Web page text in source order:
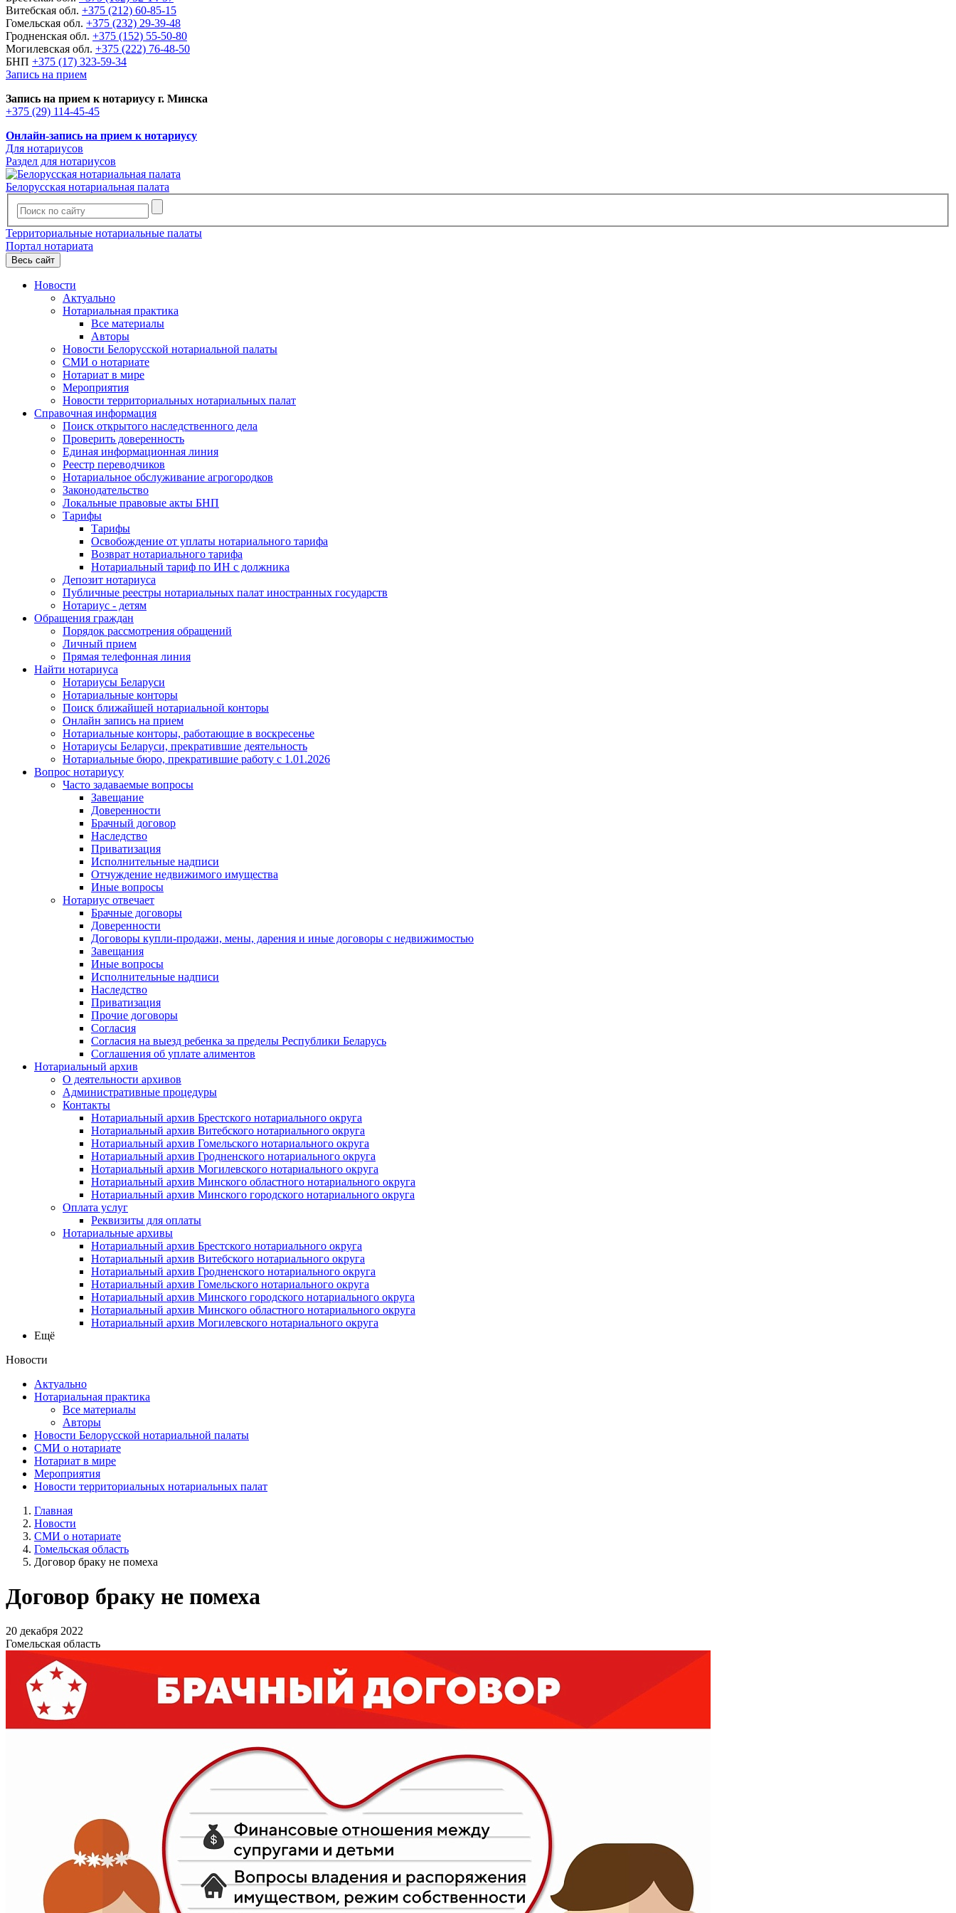
Витебская обл. +375 (212) 60-85-15
Гомельская обл. +375 (232) 29-39-48
Гродненская обл. +375 (152) 55-50-80
Могилевская обл. +375 (222) 76-48-50
БНП +375 (17) 323-59-34
Запись на прием
Запись на прием к нотариусу г. Минска
+375 (29) 114-45-45
Онлайн-запись на прием к нотариусу
Для нотариусов
Раздел для нотариусов
Белорусская нотариальная палата
Территориальные нотариальные палаты
Портал нотариата
Весь сайт
Новости
Актуально
Нотариальная практика
Все материалы
Авторы
Новости Белорусской нотариальной палаты
СМИ о нотариате
Нотариат в мире
Мероприятия
Новости территориальных нотариальных палат
Справочная информация
Поиск открытого наследственного дела
Проверить доверенность
Единая информационная линия
Реестр переводчиков
Нотариальное обслуживание агрогородков
Законодательство
Локальные правовые акты БНП
Тарифы
Тарифы
Освобождение от уплаты нотариального тарифа
Возврат нотариального тарифа
Нотариальный тариф по ИН с должника
Депозит нотариуса
Публичные реестры нотариальных палат иностранных государств
Нотариус - детям
Обращения граждан
Порядок рассмотрения обращений
Личный прием
Прямая телефонная линия
Найти нотариуса
Нотариусы Беларуси
Нотариальные конторы
Поиск ближайшей нотариальной конторы
Онлайн запись на прием
Нотариальные конторы, работающие в воскресенье
Нотариусы Беларуси, прекратившие деятельность
Нотариальные бюро, прекратившие работу с 1.01.2026
Вопрос нотариусу
Часто задаваемые вопросы
Завещание
Доверенности
Брачный договор
Наследство
Приватизация
Исполнительные надписи
Отчуждение недвижимого имущества
Иные вопросы
Нотариус отвечает
Брачные договоры
Доверенности
Договоры купли-продажи, мены, дарения и иные договоры с недвижимостью
Завещания
Иные вопросы
Исполнительные надписи
Наследство
Приватизация
Прочие договоры
Согласия
Согласия на выезд ребенка за пределы Республики Беларусь
Соглашения об уплате алиментов
Нотариальный архив
О деятельности архивов
Административные процедуры
Контакты
Нотариальный архив Брестского нотариального округа
Нотариальный архив Витебского нотариального округа
Нотариальный архив Гомельского нотариального округа
Нотариальный архив Гродненского нотариального округа
Нотариальный архив Могилевского нотариального округа
Нотариальный архив Минского областного нотариального округа
Нотариальный архив Минского городского нотариального округа
Оплата услуг
Реквизиты для оплаты
Нотариальные архивы
Нотариальный архив Брестского нотариального округа
Нотариальный архив Витебского нотариального округа
Нотариальный архив Гродненского нотариального округа
Нотариальный архив Гомельского нотариального округа
Нотариальный архив Минского городского нотариального округа
Нотариальный архив Минского областного нотариального округа
Нотариальный архив Могилевского нотариального округа
Ещё
Новости
Актуально
Нотариальная практика
Все материалы
Авторы
Новости Белорусской нотариальной палаты
СМИ о нотариате
Нотариат в мире
Мероприятия
Новости территориальных нотариальных палат
Главная
Новости
СМИ о нотариате
Гомельская область
Договор браку не помеха
Договор браку не помеха
20 декабря 2022
Гомельская область